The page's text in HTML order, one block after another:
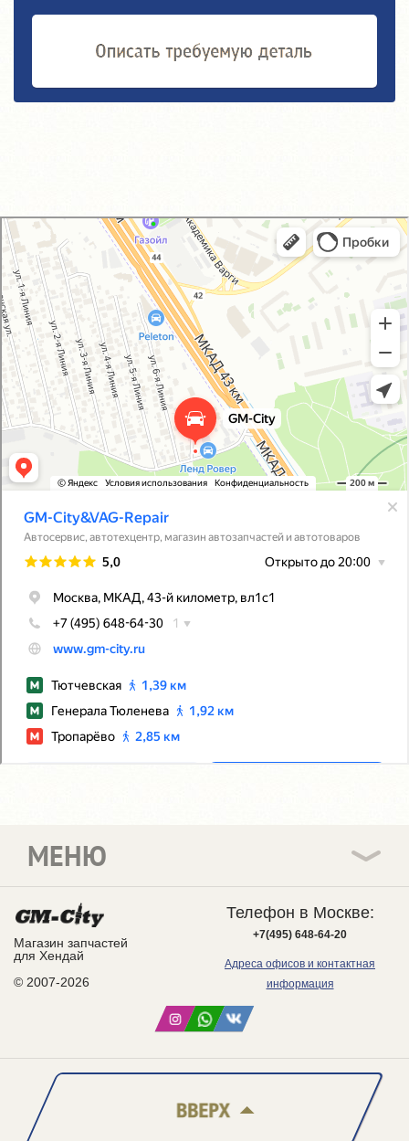
GM-City&VAG-Repair
Автосервис, автотехцентр в Москве
Магазин автозапчастей и автотоваров в Москве
Магазин запчастей
для Хендай
© 2007-2026
МЕНЮ
Телефон в Москве:
+7(495) 648-64-20
Адреса офисов и контактная
информация